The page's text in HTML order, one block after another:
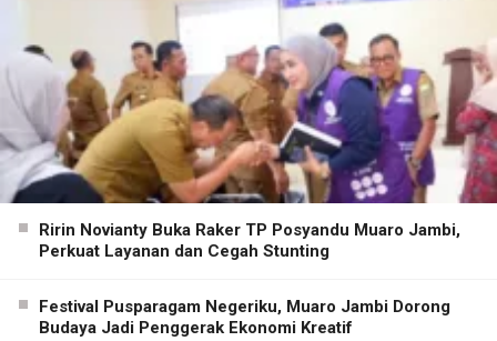
Ririn Novianty Buka Raker TP Posyandu Muaro Jambi,
Perkuat Layanan dan Cegah Stunting
Festival Pusparagam Negeriku, Muaro Jambi Dorong
Budaya Jadi Penggerak Ekonomi Kreatif